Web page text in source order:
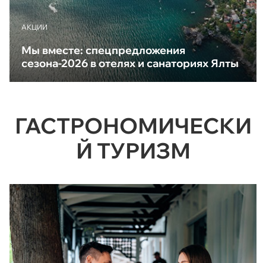
АКЦИИ
Мы вместе: спецпредложения
сезона-2026 в отелях и санаториях Ялты
ГАСТРОНОМИЧЕСКИ
Й ТУРИЗМ